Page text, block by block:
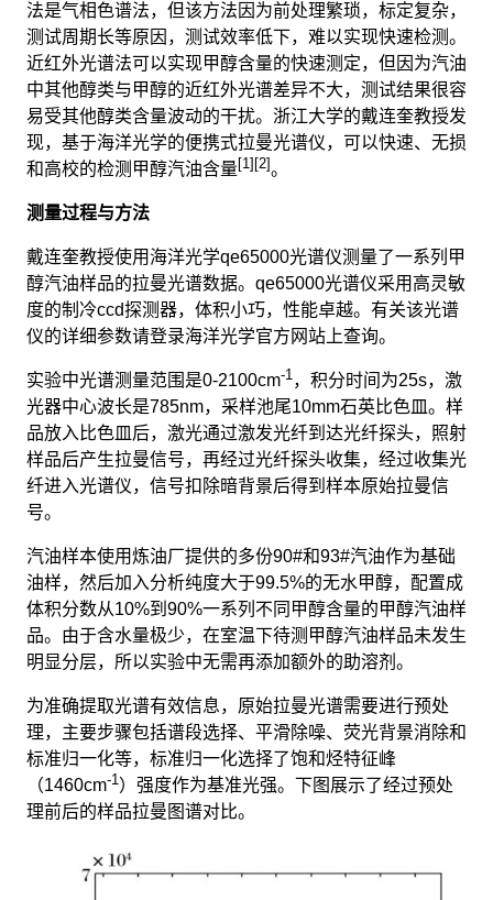
法是气相色谱法，但该方法因为前处理繁琐，标定复杂，
测试周期长等原因，测试效率低下，难以实现快速检测。
近红外光谱法可以实现甲醇含量的快速测定，但因为汽油
中其他醇类与甲醇的近红外光谱差异不大，测试结果很容
易受其他醇类含量波动的干扰。浙江大学的戴连奎教授发
现，基于海洋光学的便携式拉曼光谱仪，可以快速、无损
和高校的检测甲醇汽油含量[1][2]。
测量过程与方法
戴连奎教授使用海洋光学qe65000光谱仪测量了一系列甲
醇汽油样品的拉曼光谱数据。qe65000光谱仪采用高灵敏
度的制冷ccd探测器，体积小巧，性能卓越。有关该光谱
仪的详细参数请登录海洋光学官方网站上查询。
实验中光谱测量范围是0-2100cm-1 ，积分时间为25s，激
光器中心波长是785nm，采样池尾10mm石英比色皿。样
品放入比色皿后，激光通过激发光纤到达光纤探头，照射
样品后产生拉曼信号，再经过光纤探头收集，经过收集光
纤进入光谱仪，信号扣除暗背景后得到样本原始拉曼信
号。
汽油样本使用炼油厂提供的多份90#和93#汽油作为基础
油样，然后加入分析纯度大于99.5%的无水甲醇，配置成
体积分数从10%到90%一系列不同甲醇含量的甲醇汽油样
品。由于含水量极少，在室温下待测甲醇汽油样品未发生
明显分层，所以实验中无需再添加额外的助溶剂。
为准确提取光谱有效信息，原始拉曼光谱需要进行预处
理，主要步骤包括谱段选择、平滑除噪、荧光背景消除和
标准归一化等，标准归一化选择了饱和烃特征峰
（1460cm-1 ）强度作为基准光强。下图展示了经过预处
理前后的样品拉曼图谱对比。